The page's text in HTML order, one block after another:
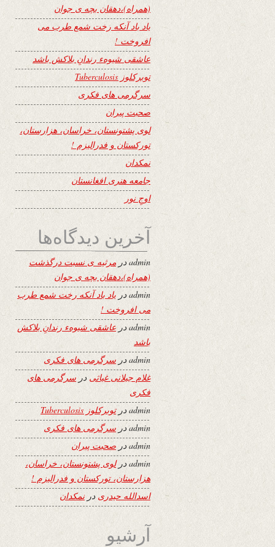
(همراه)،دهقان بچه ی جوان
یاد باد آنکه رخت شمع طرب می
افروخت !
عاشقی شیوهء رندانِ بلاکش باشد
توبرکلوز Tuberculosis
سرگرمی های فکری
صحبت پیران
لوی پشتونستان، خراسان، هزارستان،
تورکستان و فدرالیزم !
نمکدان
جامعه هنری افغانستان
اوجِ نور
آخرین دیدگاه‌ها
adminدر مرثیه ی نسبت درگذشت
(همراه)،دهقان بچه ی جوان
admin در یاد باد آنکه رخت شمع طرب
می افروخت !
adminدر عاشقی شیوهء رندانِ بلاکش
باشد
admin در سرگرمی های فکری
غلام جیلانی غیاثی در سرگرمی های
فکری
adminدرتوبرکلوز Tuberculosis
adminدر سرگرمی های فکری
admin در صحبت پیران
adminدرلوی پشتونستان، خراسان،
هزارستان، تورکستان و فدرالیزم !
اسدالله حیدری درنمکدان
آرشیو